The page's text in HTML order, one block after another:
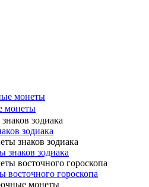
монеты
зодиака
знаков зодиака
восточного гороскопа